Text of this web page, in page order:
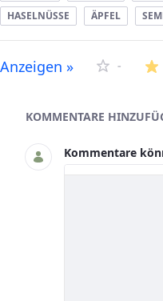
HASELNÜSSE
ÄPFEL
Anzeigen » -
Asset-
KOMMENTARE
Kommentare